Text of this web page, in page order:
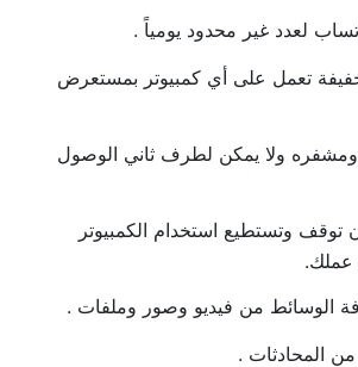
لعدد غير محدود يومياً .
تعمل على أي كمبيوتر بمستعرض
ومشفره ولا يمكن لطرف ثاني الوصول
توقف وتستطيع استخدام الكمبيوتر
عملك.
الوسائط من فيديو وصور وملفات .
من المحادثات .